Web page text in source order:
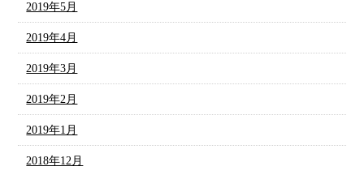
2019年5月
2019年4月
2019年3月
2019年2月
2019年1月
2018年12月